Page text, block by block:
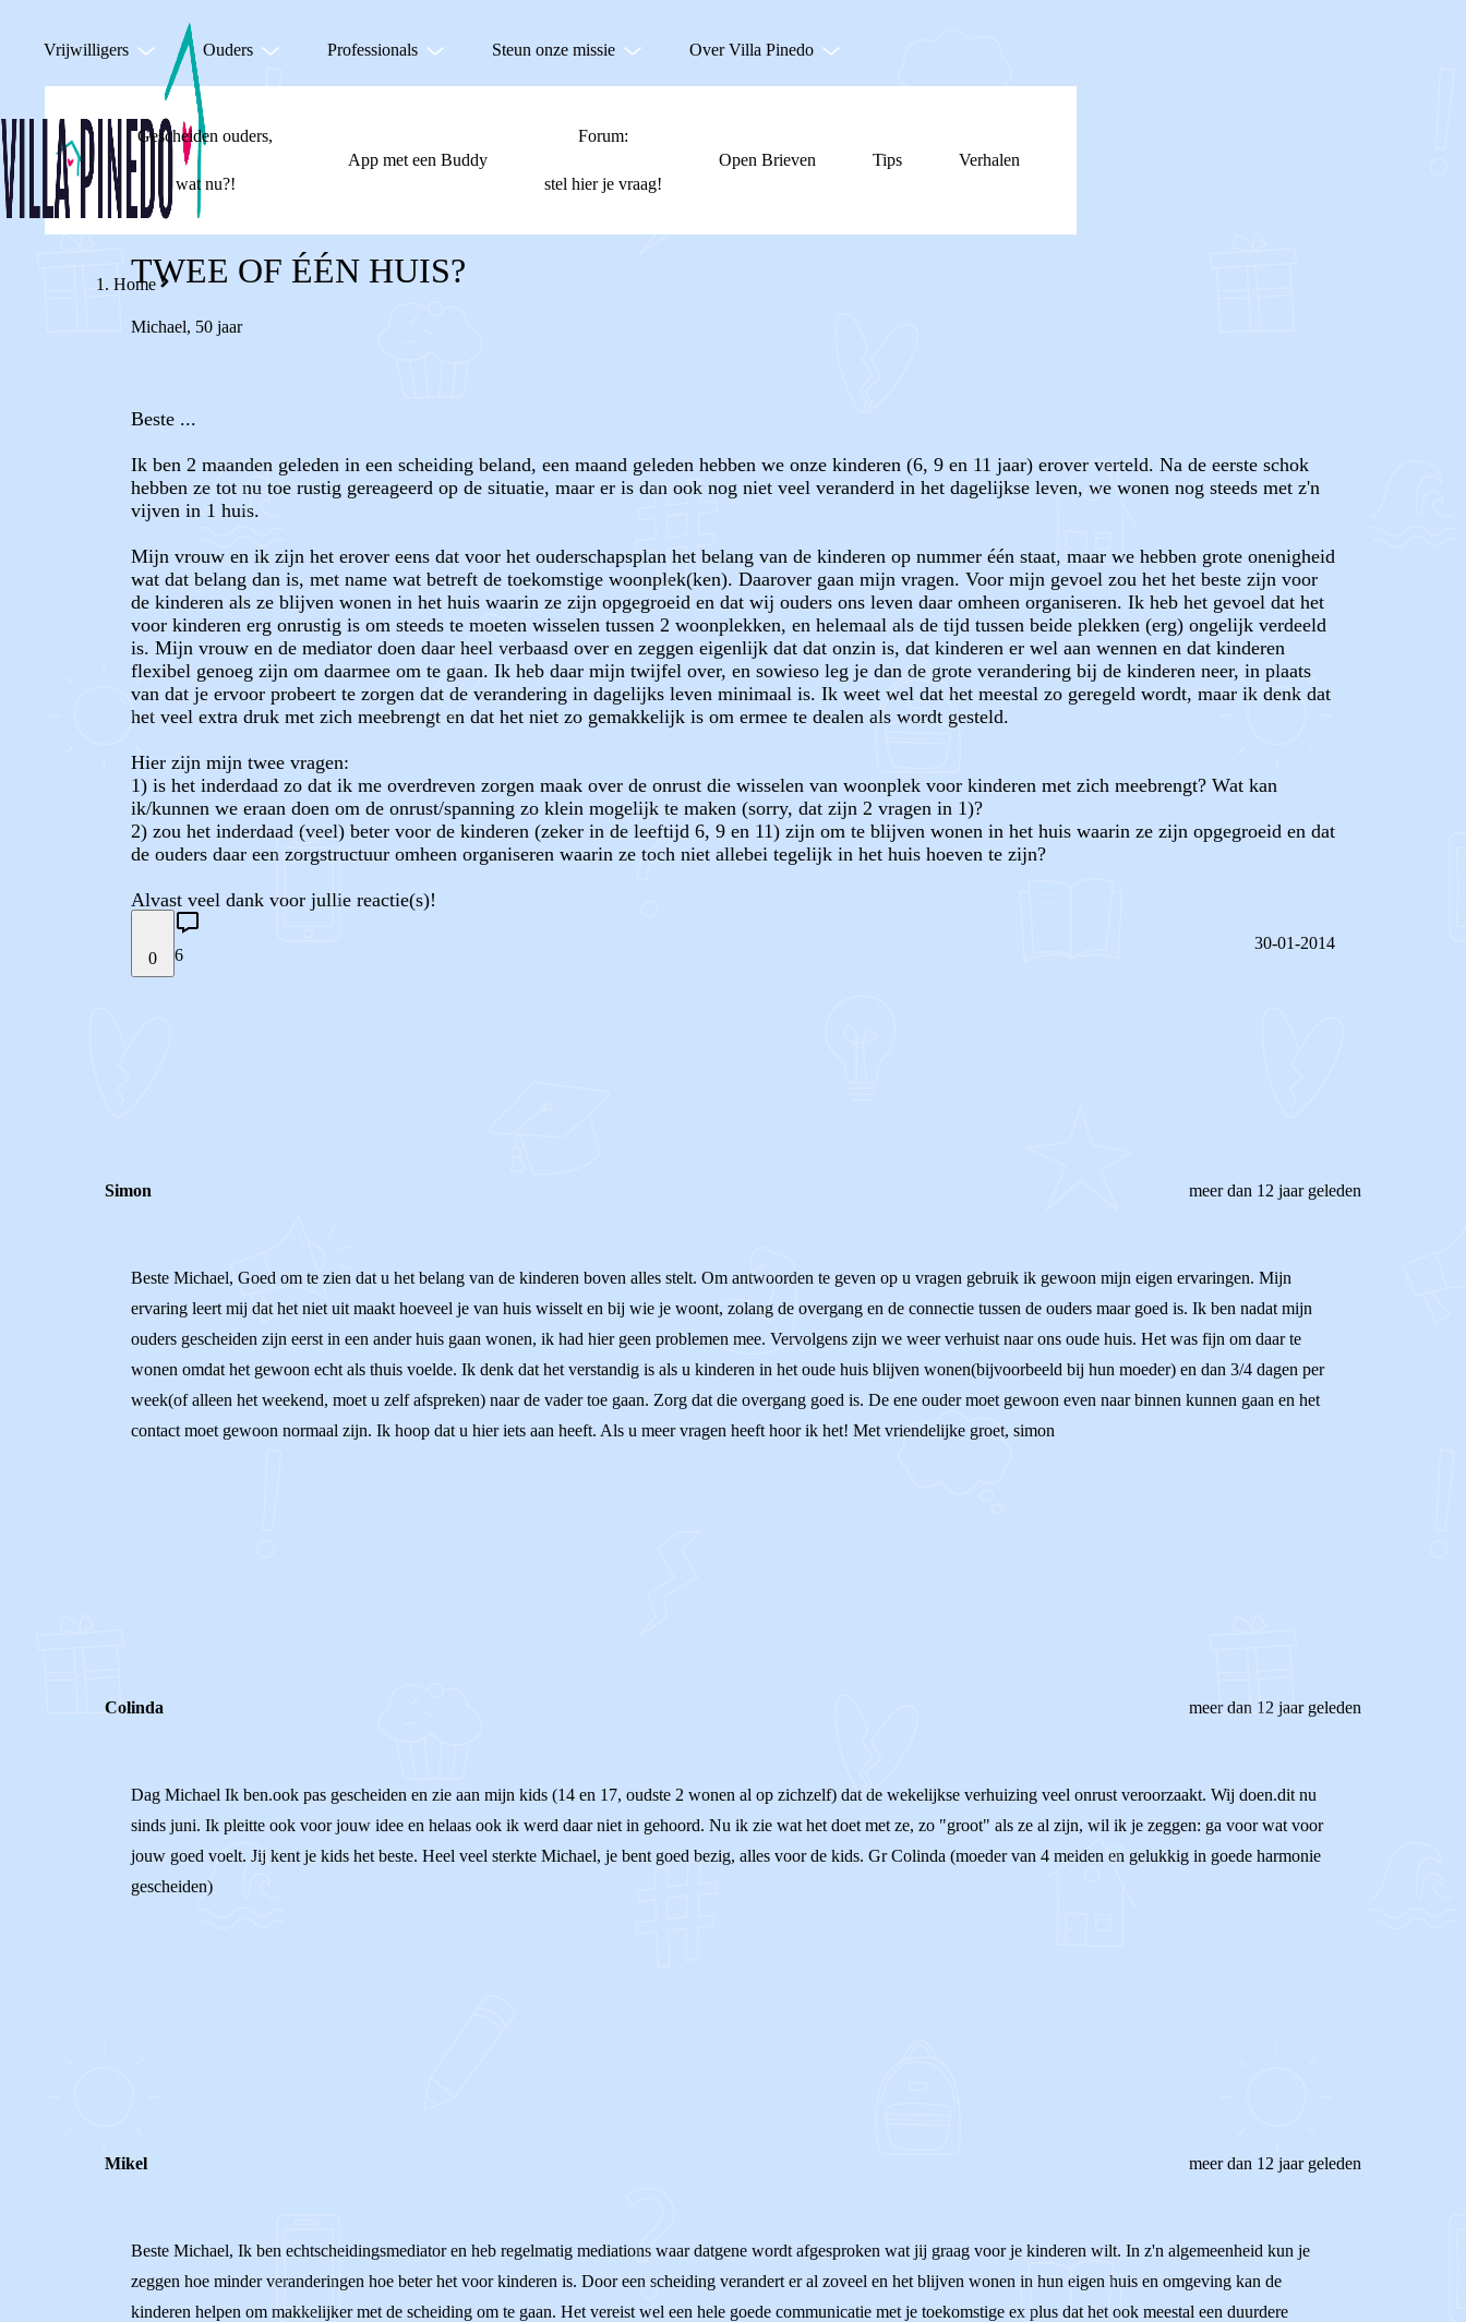
Vrijwilligers Ouders Professionals Steun onze missie Over Villa Pinedo
Gescheiden ouders,
wat nu?!
App met een Buddy
Forum:
stel hier je vraag!
Open Brieven Tips Verhalen
Home
TWEE OF ÉÉN HUIS?
Michael, 50 jaar
Beste ...
Ik ben 2 maanden geleden in een scheiding beland, een maand geleden hebben we onze kinderen (6, 9 en 11 jaar) erover verteld. Na de eerste schok
hebben ze tot nu toe rustig gereageerd op de situatie, maar er is dan ook nog niet veel veranderd in het dagelijkse leven, we wonen nog steeds met z'n
vijven in 1 huis.
Mijn vrouw en ik zijn het erover eens dat voor het ouderschapsplan het belang van de kinderen op nummer één staat, maar we hebben grote onenigheid
wat dat belang dan is, met name wat betreft de toekomstige woonplek(ken). Daarover gaan mijn vragen. Voor mijn gevoel zou het het beste zijn voor
de kinderen als ze blijven wonen in het huis waarin ze zijn opgegroeid en dat wij ouders ons leven daar omheen organiseren. Ik heb het gevoel dat het
voor kinderen erg onrustig is om steeds te moeten wisselen tussen 2 woonplekken, en helemaal als de tijd tussen beide plekken (erg) ongelijk verdeeld
is. Mijn vrouw en de mediator doen daar heel verbaasd over en zeggen eigenlijk dat dat onzin is, dat kinderen er wel aan wennen en dat kinderen
flexibel genoeg zijn om daarmee om te gaan. Ik heb daar mijn twijfel over, en sowieso leg je dan de grote verandering bij de kinderen neer, in plaats
van dat je ervoor probeert te zorgen dat de verandering in dagelijks leven minimaal is. Ik weet wel dat het meestal zo geregeld wordt, maar ik denk dat
het veel extra druk met zich meebrengt en dat het niet zo gemakkelijk is om ermee te dealen als wordt gesteld.
Hier zijn mijn twee vragen:
1) is het inderdaad zo dat ik me overdreven zorgen maak over de onrust die wisselen van woonplek voor kinderen met zich meebrengt? Wat kan
ik/kunnen we eraan doen om de onrust/spanning zo klein mogelijk te maken (sorry, dat zijn 2 vragen in 1)?
2) zou het inderdaad (veel) beter voor de kinderen (zeker in de leeftijd 6, 9 en 11) zijn om te blijven wonen in het huis waarin ze zijn opgegroeid en dat
de ouders daar een zorgstructuur omheen organiseren waarin ze toch niet allebei tegelijk in het huis hoeven te zijn?
Alvast veel dank voor jullie reactie(s)!
0 6
30-01-2014
Simon meer dan 12 jaar geleden
Beste Michael, Goed om te zien dat u het belang van de kinderen boven alles stelt. Om antwoorden te geven op u vragen gebruik ik gewoon mijn eigen ervaringen. Mijn
ervaring leert mij dat het niet uit maakt hoeveel je van huis wisselt en bij wie je woont, zolang de overgang en de connectie tussen de ouders maar goed is. Ik ben nadat mijn
ouders gescheiden zijn eerst in een ander huis gaan wonen, ik had hier geen problemen mee. Vervolgens zijn we weer verhuist naar ons oude huis. Het was fijn om daar te
wonen omdat het gewoon echt als thuis voelde. Ik denk dat het verstandig is als u kinderen in het oude huis blijven wonen(bijvoorbeeld bij hun moeder) en dan 3/4 dagen per
week(of alleen het weekend, moet u zelf afspreken) naar de vader toe gaan. Zorg dat die overgang goed is. De ene ouder moet gewoon even naar binnen kunnen gaan en het
contact moet gewoon normaal zijn. Ik hoop dat u hier iets aan heeft. Als u meer vragen heeft hoor ik het! Met vriendelijke groet, simon
Colinda meer dan 12 jaar geleden
Dag Michael Ik ben.ook pas gescheiden en zie aan mijn kids (14 en 17, oudste 2 wonen al op zichzelf) dat de wekelijkse verhuizing veel onrust veroorzaakt. Wij doen.dit nu
sinds juni. Ik pleitte ook voor jouw idee en helaas ook ik werd daar niet in gehoord. Nu ik zie wat het doet met ze, zo "groot" als ze al zijn, wil ik je zeggen: ga voor wat voor
jouw goed voelt. Jij kent je kids het beste. Heel veel sterkte Michael, je bent goed bezig, alles voor de kids. Gr Colinda (moeder van 4 meiden en gelukkig in goede harmonie
gescheiden)
Mikel meer dan 12 jaar geleden
Beste Michael, Ik ben echtscheidingsmediator en heb regelmatig mediations waar datgene wordt afgesproken wat jij graag voor je kinderen wilt. In z'n algemeenheid kun je
zeggen hoe minder veranderingen hoe beter het voor kinderen is. Door een scheiding verandert er al zoveel en het blijven wonen in hun eigen huis en omgeving kan de
kinderen helpen om makkelijker met de scheiding om te gaan. Het vereist wel een hele goede communicatie met je toekomstige ex plus dat het ook meestal een duurdere